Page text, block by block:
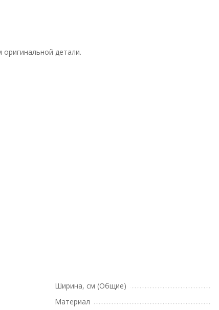
детали.
Ширина, см (Общие)
Материал